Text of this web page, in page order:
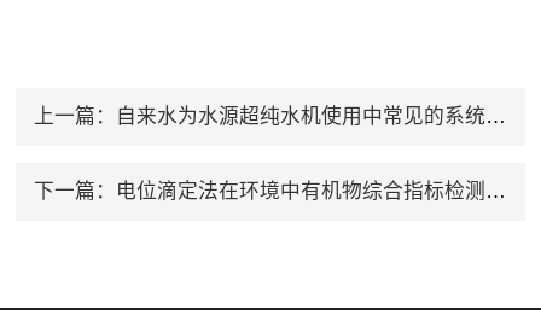
上一篇： 自来水为水源超纯水机使用中常见的系统故障原因及解决办法
下一篇： 电位滴定法在环境中有机物综合指标检测中的应用